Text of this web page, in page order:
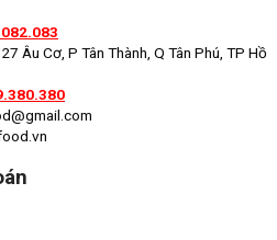
Âu Cơ, P Tân Thành, Q Tân Phú, TP Hồ